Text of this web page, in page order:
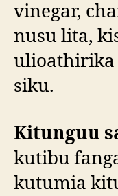
vinegar,
nusu lita,
ulioathirika
siku.
Kitunguu
kutibu
kutumia